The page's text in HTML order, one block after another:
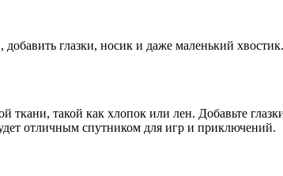
глазки, носик и даже маленький
ткани, такой как хлопок или лен. Добавьте
отличным спутником для игр и приключений.